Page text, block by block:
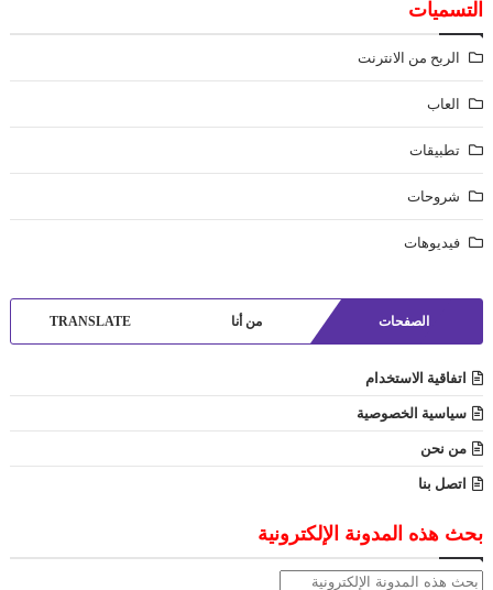
التسميات
الربح من الانترنت
العاب
تطبيقات
شروحات
فيديوهات
الصفحات من أنا TRANSLATE
اتفاقية الاستخدام
سياسية الخصوصية
من نحن
اتصل بنا
بحث هذه المدونة الإلكترونية